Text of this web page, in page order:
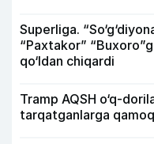
Superliga.
“Paxtakor”
qo‘ldan chiqardi
Tramp AQSH o‘q-
tarqatganlarga